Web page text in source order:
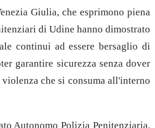
Giulia, che esprimono piena
di Udine hanno dimostrato
continui ad essere bersaglio di
garantire sicurezza senza dover
che si consuma all'interno
Autonomo Polizia Penitenziaria.